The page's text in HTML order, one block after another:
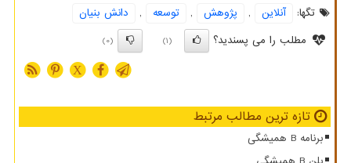
تگها:
آنلاین , پژوهش , توسعه ,
دانش بنیان
مطلب را می پسندید؟
(1)
(0)
X
تازه ترین مطالب مرتبط
برنامه B همیشگی